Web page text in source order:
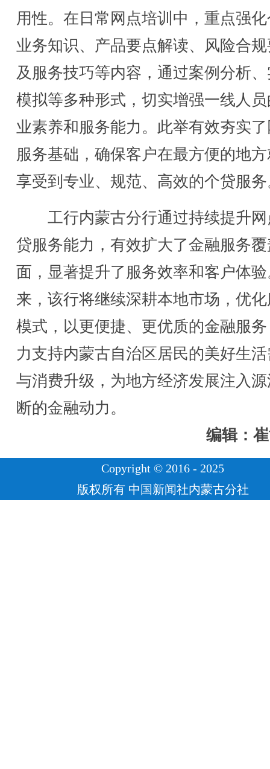
用性。在日常网点培训中，重点强
业务知识、产品要点解读、风险合
及服务技巧等内容，通过案例分析
模拟等多种形式，切实增强一线人
业素养和服务能力。此举有效夯实
服务基础，确保客户在最方便的地
享受到专业、规范、高效的个贷服
工行内蒙古分行通过持续提升网
贷服务能力，有效扩大了金融服务
面，显著提升了服务效率和客户体
来，该行将继续深耕本地市场，优
模式，以更便捷、更优质的金融服
力支持内蒙古自治区居民的美好生
与消费升级，为地方经济发展注入
断的金融动力。
编辑：
Copyright © 2016 - 2025
版权所有 中国新闻社内蒙古分社